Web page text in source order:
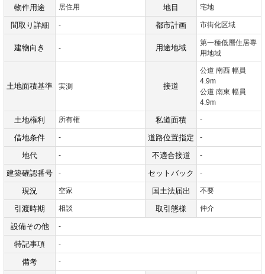
物件用途 居住用 地目 宅地
間取り詳細 - 都市計画 市街化区域
建物向き - 用途地域
第一種低層住居専
用地域
土地面積基準 実測 接道
公道 南西 幅員
4.9m
公道 南東 幅員
4.9m
土地権利 所有権 私道面積 -
借地条件 - 道路位置指定 -
地代 - 不適合接道 -
建築確認番号 - セットバック -
現況 空家 国土法届出 不要
引渡時期 相談 取引態様 仲介
設備その他 -
特記事項 -
備考 -